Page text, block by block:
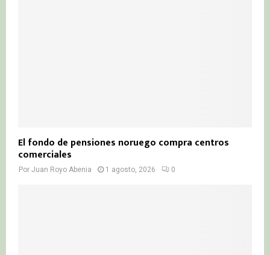
El fondo de pensiones noruego compra centros
comerciales
Por Juan Royo Abenia 1 agosto, 2026 0